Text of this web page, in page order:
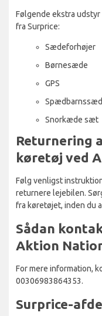
Følgende ekstra udstyr
fra Surprice:
Sædeforhøjer
Børnesæde
GPS
Snorkæde sæt
Returnering
køretøj ved
Følg venligst
returnere lejebilen.
fra køretøjet, inden du
Sådan
Aktion
For mere information,
00306983864353.
Surprice-